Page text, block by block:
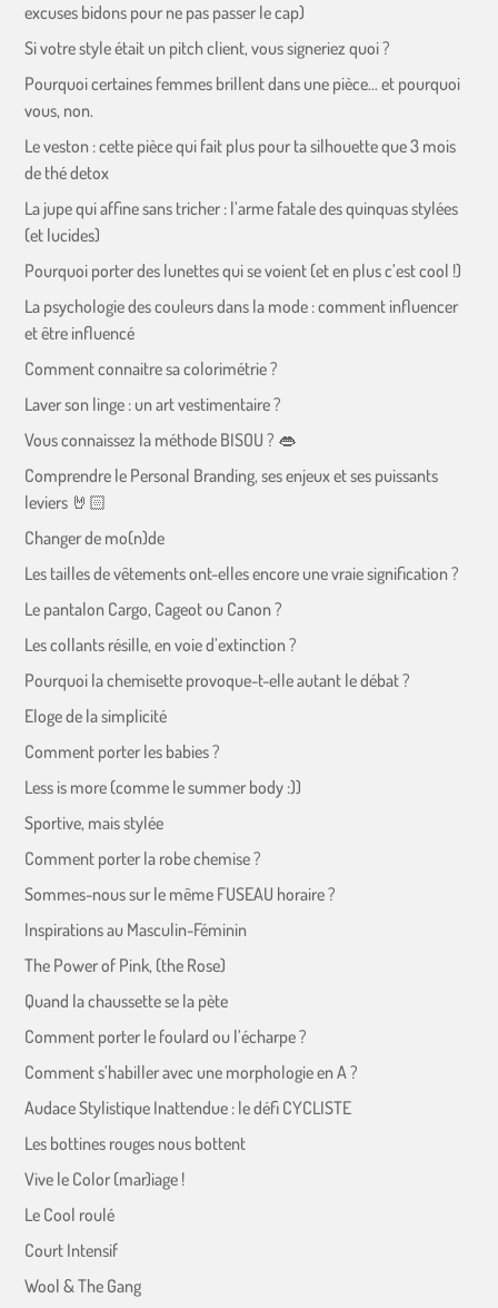
excuses bidons pour ne pas passer le cap)
Si votre style était un pitch client, vous signeriez quoi ?
Pourquoi certaines femmes brillent dans une pièce… et pourquoi
vous, non.
Le veston : cette pièce qui fait plus pour ta silhouette que 3 mois
de thé detox
La jupe qui affine sans tricher : l’arme fatale des quinquas stylées
(et lucides)
Pourquoi porter des lunettes qui se voient (et en plus c’est cool !)
La psychologie des couleurs dans la mode : comment influencer
et être influencé
Comment connaitre sa colorimétrie ?
Laver son linge : un art vestimentaire ?
Vous connaissez la méthode BISOU ? 👄
Comprendre le Personal Branding, ses enjeux et ses puissants
leviers 🤘🏻
Changer de mo(n)de
Les tailles de vêtements ont-elles encore une vraie signification ?
Le pantalon Cargo, Cageot ou Canon ?
Les collants résille, en voie d’extinction ?
Pourquoi la chemisette provoque-t-elle autant le débat ?
Eloge de la simplicité
Comment porter les babies ?
Less is more (comme le summer body :))
Sportive, mais stylée
Comment porter la robe chemise ?
Sommes-nous sur le même FUSEAU horaire ?
Inspirations au Masculin-Féminin
The Power of Pink, (the Rose)
Quand la chaussette se la pète
Comment porter le foulard ou l’écharpe ?
Comment s’habiller avec une morphologie en A ?
Audace Stylistique Inattendue : le défi CYCLISTE
Les bottines rouges nous bottent
Vive le Color (mar)iage !
Le Cool roulé
Court Intensif
Wool & The Gang